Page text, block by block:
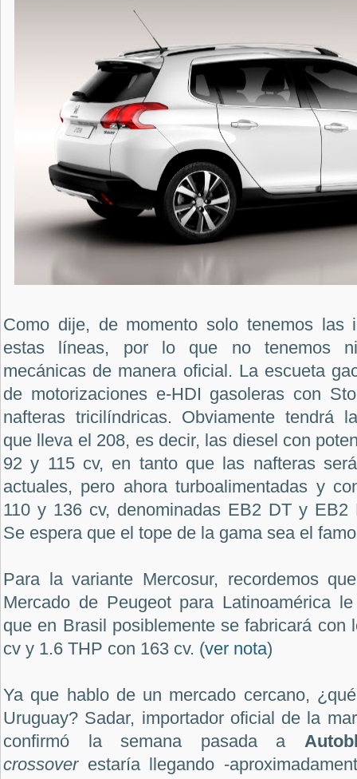
Como dije, de momento solo tenemos las
estas líneas, por lo que no tenemos
mecánicas de manera oficial. La escueta
de motorizaciones e-HDI gasoleras con
nafteras tricilíndricas. Obviamente tendrá
que lleva el 208, es decir, las diesel con
92 y 115 cv, en tanto que las nafteras
actuales, pero ahora turboalimentadas y
110 y 136 cv, denominadas EB2 DT y EB2
Se espera que el tope de la gama sea el
Para la variante Mercosur, recordemos
Mercado de Peugeot para Latinoamérica
que en Brasil posiblemente se fabricará con
cv y 1.6 THP con 163 cv. (ver nota)
Ya que hablo de un mercado cercano,
Uruguay? Sadar, importador oficial de la
confirmó la semana pasada a
crossover estaría llegando -